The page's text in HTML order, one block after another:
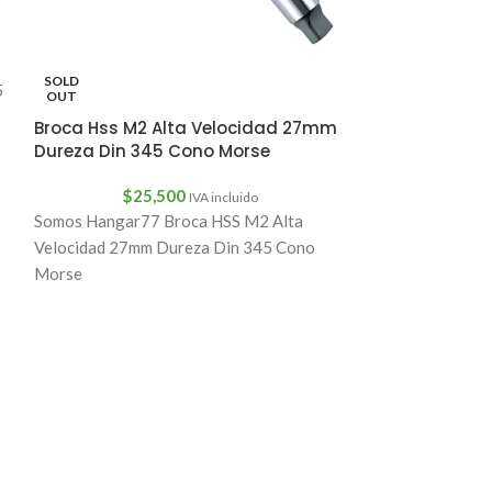
SOLD
OUT
Broca Hss M2 Alta Velocidad 27mm
Dureza Din 345 Cono Morse
$25,500 IVA incluido
Somos Hangar77 Broca HSS M2 Alta
Velocidad 27mm Dureza Din 345 Cono
Morse